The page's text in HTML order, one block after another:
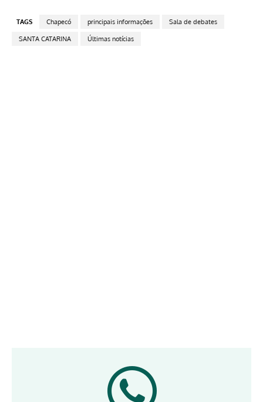
TAGS Chapecó principais informações Sala de debates
SANTA CATARINA Últimas notícias